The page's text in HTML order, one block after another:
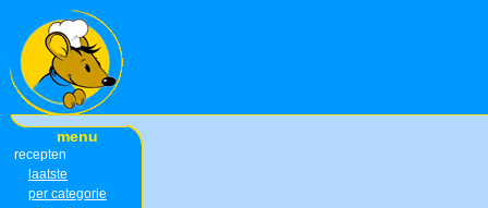
menu
recepten
laatste
per categorie